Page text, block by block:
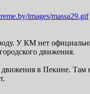
images/massa29.gif
У КМ нет
движения.
в Пекине.